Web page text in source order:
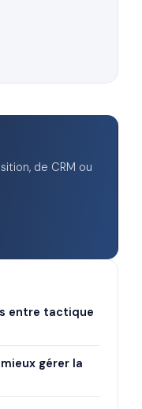
de CRM ou
entre tactique
gérer la